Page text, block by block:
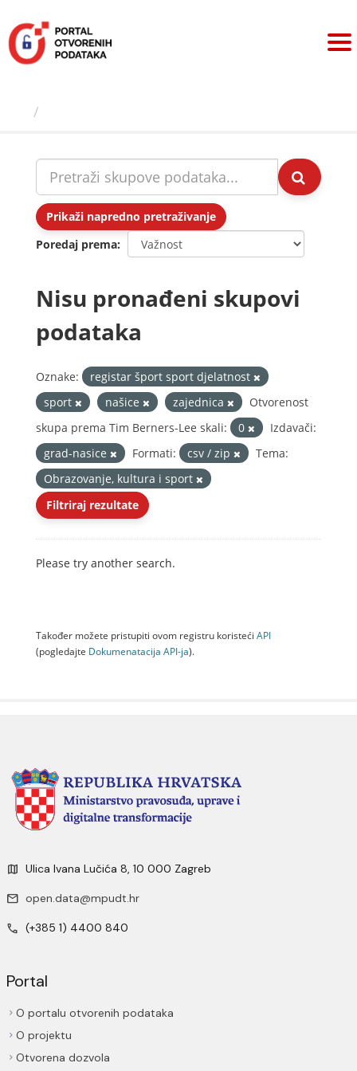
sadržaj
Prikaži napredno pretraživanje
Poredaj prema
Nisu pronađeni skupovi
podataka
Oznake:
registar šport sport djelatnost
sport
našice zajednica
Otvorenost
skupa prema Tim Berners-Lee skali:
0
Izdavači:
grad-nasice
Formati: csv / zip
Tema:
Obrazovanje, kultura i sport
Filtriraj rezultate
Please try another search.
Također možete pristupiti ovom registru koristeći API
(pogledajte Dokumenаtаcijа API-jа).